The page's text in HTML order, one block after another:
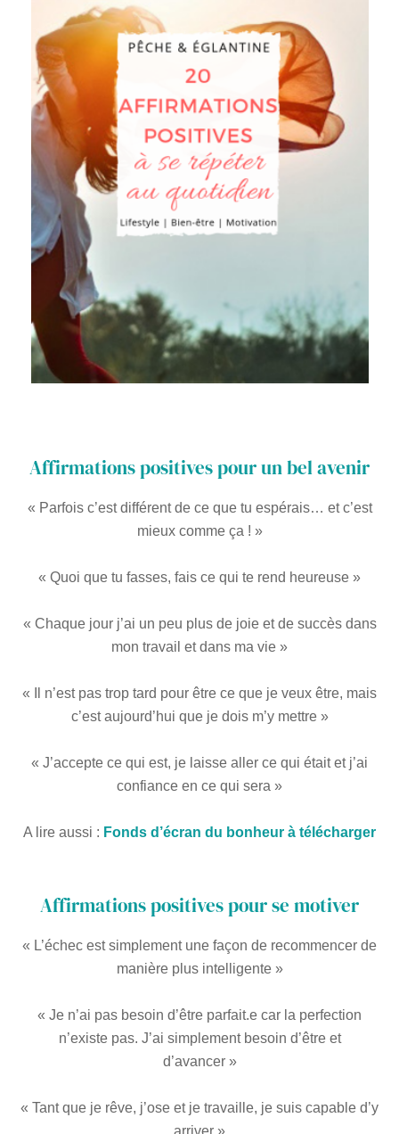
Affirmations positives pour un bel avenir
« Parfois c’est différent de ce que tu espérais… et c’est
mieux comme ça ! »
« Quoi que tu fasses, fais ce qui te rend heureuse »
« Chaque jour j’ai un peu plus de joie et de succès dans
mon travail et dans ma vie »
« Il n’est pas trop tard pour être ce que je veux être, mais
c’est aujourd’hui que je dois m’y mettre »
« J’accepte ce qui est, je laisse aller ce qui était et j’ai
confiance en ce qui sera »
A lire aussi : Fonds d’écran du bonheur à télécharger
Affirmations positives pour se motiver
« L’échec est simplement une façon de recommencer de
manière plus intelligente »
« Je n’ai pas besoin d’être parfait.e car la perfection
n’existe pas. J’ai simplement besoin d’être et
d’avancer »
« Tant que je rêve, j’ose et je travaille, je suis capable d’y
arriver »